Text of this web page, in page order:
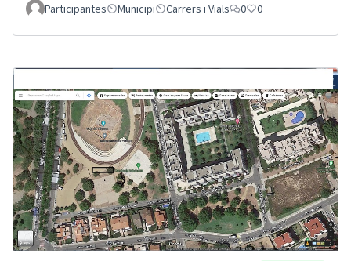
Participantes
Municipi Carrers i Vials 0 0